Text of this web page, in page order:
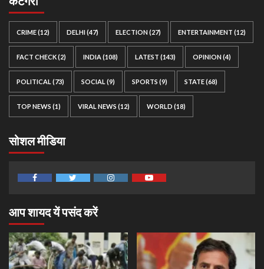
CRIME(12) DELHI(47) ELECTION(27) ENTERTAINMENT (12)
FACT CHECK(2) INDIA(108) LATEST (143) OPINION(4)
POLITICAL (73) SOCIAL (9) SPORTS (9) STATE(68)
TOP NEWS (1) VIRAL NEWS (12) WORLD (18)
सोशल मीडिया
आप शायद यें पसंद करें